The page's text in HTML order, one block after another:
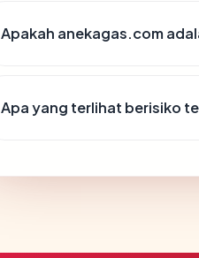
Apakah anekagas.com
Apa yang terlihat berisiko